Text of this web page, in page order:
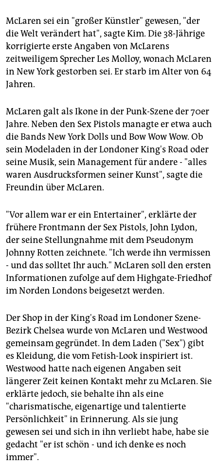
McLaren sei ein "großer Künstler" gewesen, "der
die Welt verändert hat", sagte Kim. Die 38-Jährige
korrigierte erste Angaben von McLarens
zeitweiligem Sprecher Les Molloy, wonach McLaren
in New York gestorben sei. Er starb im Alter von 64
Jahren.
McLaren galt als Ikone in der Punk-Szene der 70er
Jahre. Neben den Sex Pistols managte er etwa auch
die Bands New York Dolls und Bow Wow Wow. Ob
sein Modeladen in der Londoner King's Road oder
seine Musik, sein Management für andere - "alles
waren Ausdrucksformen seiner Kunst", sagte die
Freundin über McLaren.
"Vor allem war er ein Entertainer", erklärte der
frühere Frontmann der Sex Pistols, John Lydon,
der seine Stellungnahme mit dem Pseudonym
Johnny Rotten zeichnete. "Ich werde ihn vermissen
- und das solltet Ihr auch." McLaren soll den ersten
Informationen zufolge auf dem Highgate-Friedhof
im Norden Londons beigesetzt werden.
Der Shop in der King's Road im Londoner Szene-
Bezirk Chelsea wurde von McLaren und Westwood
gemeinsam gegründet. In dem Laden ("Sex") gibt
es Kleidung, die vom Fetish-Look inspiriert ist.
Westwood hatte nach eigenen Angaben seit
längerer Zeit keinen Kontakt mehr zu McLaren. Sie
erklärte jedoch, sie behalte ihn als eine
"charismatische, eigenartige und talentierte
Persönlichkeit" in Erinnerung. Als sie jung
gewesen sei und sich in ihn verliebt habe, habe sie
gedacht "er ist schön - und ich denke es noch
immer".